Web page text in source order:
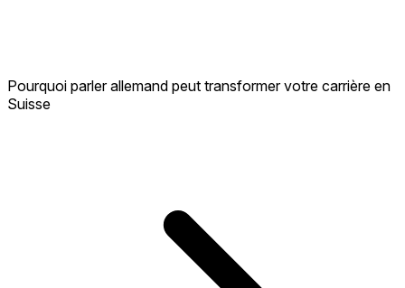
Pourquoi parler allemand peut transformer votre carrière en
Suisse